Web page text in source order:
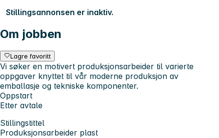
Stillingsannonsen er inaktiv.
Om jobben
Lagre favoritt
Vi søker en motivert produksjonsarbeider til varierte
oppgaver knyttet til vår moderne produksjon av
emballasje og tekniske komponenter.
Oppstart
Etter avtale
Stillingstittel
Produksjonsarbeider plast